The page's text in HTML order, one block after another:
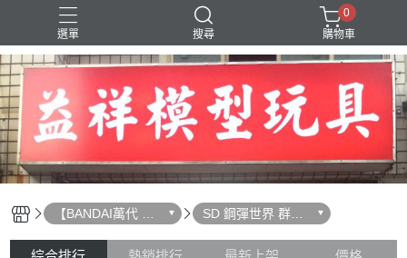
選單 搜尋
SD 三國創傑傳
0
購物車
【BANDAI萬代 組
裝模型】
SD 鋼彈世界 群英
集